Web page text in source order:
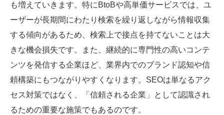
も増えていきます。特にBtoBや高単価サービスでは、ユ
ーザーが長期間にわたり検索を繰り返しながら情報収集
する傾向があるため、検索上で接点を持てないことは大
きな機会損失です。また、継続的に専門性の高いコンテ
ンツを発信する企業ほど、業界内でのブランド認知や信
頼構築にもつながりやすくなります。SEOは単なるアク
セス対策ではなく、「信頼される企業」として認識され
るための重要な施策でもあるのです。